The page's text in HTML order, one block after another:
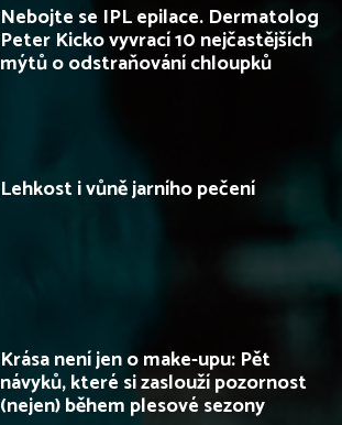
Nebojte se IPL epilace. Dermatolog
Peter Kicko vyvrací 10 nejčastějších
mýtů o odstraňování chloupků
Lehkost i vůně jarního pečení
Krása není jen o make-upu: Pět
návyků, které si zaslouží pozornost
(nejen) během plesové sezony